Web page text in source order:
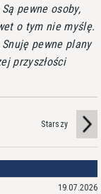
pewne osoby,
o tym nie myślę.
pewne plany
przyszłości
Starszy
19.07.2026